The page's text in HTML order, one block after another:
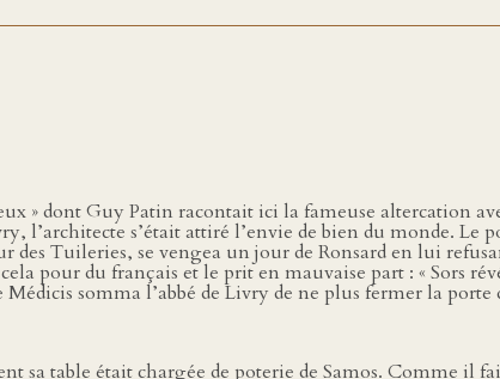
» dont Guy Patin racontait ici la fameuse altercation
l’architecte s’était attiré l’envie de bien du monde.
Tuileries, se vengea un jour de Ronsard en lui
pour du français et le prit en mauvaise part : « Sors
somma l’abbé de Livry de ne plus fermer la porte
sa table était chargée de poterie de Samos. Comme il